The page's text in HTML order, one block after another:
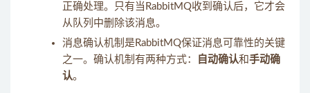
正确处理。只有当RabbitMQ收到确认后，它才会
从队列中删除该消息。
消息确认机制是RabbitMQ保证消息可靠性的关键
之一。确认机制有两种方式：
自动确认和手动确
认。